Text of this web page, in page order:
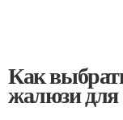
Как
жалюзи для